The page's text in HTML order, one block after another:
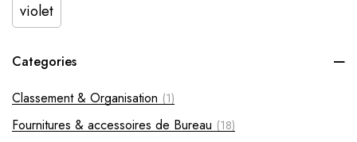
violet
Categories
Classement & Organisation (1)
Fournitures & accessoires de Bureau (18)